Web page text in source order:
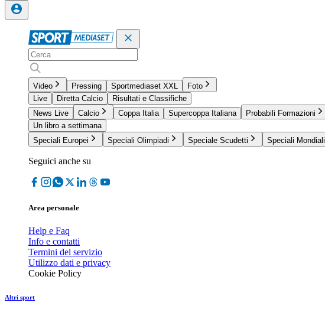
Video Pressing Sportmediaset XXL
Foto
Live
Diretta Calcio
Risultati e Classifiche
News Live
Calcio Coppa Italia Supercoppa Italiana Probabili Formazioni
Un libro a settimana
Speciali Europei
Speciali Olimpiadi Speciale Scudetti Speciali Mondiali
Seguici anche su
Area personale
Help e Faq
Info e contatti
Termini del servizio
Utilizzo dati e privacy
Cookie Policy
Altri sport